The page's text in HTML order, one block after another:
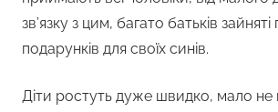
зв’язку з цим, багато батьків
подарунків для своїх синів.
Діти ростуть дуже швидко, мало не